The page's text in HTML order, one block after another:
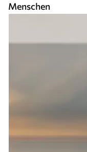
Menschen